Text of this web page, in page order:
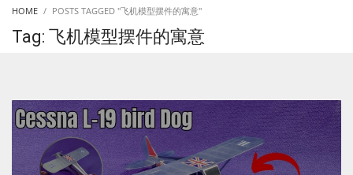
HOME POSTS TAGGED "飞机模型摆件的寓意"
Tag: 飞机模型摆件的寓意